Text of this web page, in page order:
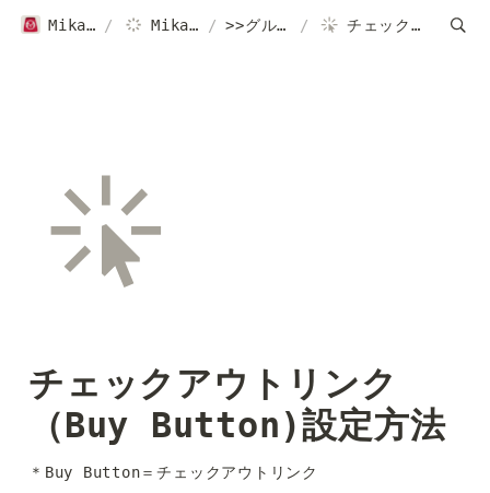
Mikawaya Subscriptionヘルプページ｜ご利用ガイド / Mikawaya Subscription / >>グループ設定など各種設定はこちら / チェックアウトリンク（Buy Button)設定方法
チェックアウトリンク
（Buy Button)設定方法
＊Buy Button＝チェックアウトリンク